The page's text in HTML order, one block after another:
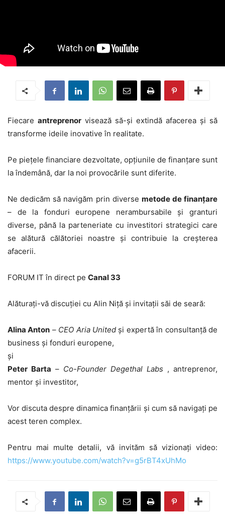
Fiecare antreprenor visează să-și extindă afacerea și să
transforme ideile inovative în realitate.
Pe piețele financiare dezvoltate, opțiunile de finanțare sunt
la îndemână, dar la noi provocările sunt diferite.
Ne dedicăm să navigăm prin diverse metode de finanțare
– de la fonduri europene nerambursabile și granturi
diverse, până la parteneriate cu investitori strategici care
se alătură călătoriei noastre și contribuie la creșterea
afacerii.
FORUM IT în direct pe Canal 33
Alăturați-vă discuției cu Alin Niță și invitații săi de seară:
Alina Anton – CEO Aria United și expertă în consultanță de
business și fonduri europene,
și
Peter Barta – Co-Founder Degethal Labs , antreprenor,
mentor și investitor,
Vor discuta despre dinamica finanțării și cum să navigați pe
acest teren complex.
Pentru mai multe detalii, vă invităm să vizionați video:
https://www.youtube.com/watch?v=g5rBT4xUhMo